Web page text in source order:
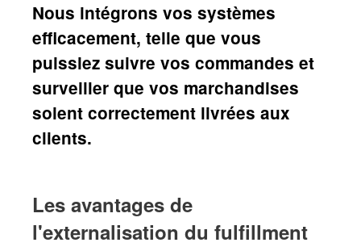
Nous intégrons vos systèmes
efficacement, telle que vous
puissiez suivre vos commandes et
surveiller que vos marchandises
soient correctement livrées aux
clients.
Les avantages de
l'externalisation du fulfillment